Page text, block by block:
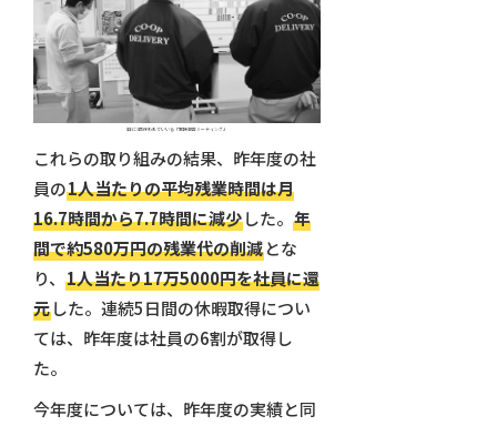
1日に3回行われていいる「定時報告ミーティング」
これらの取り組みの結果、昨年度の社
員の1人当たりの平均残業時間は月
16.7時間から7.7時間に減少した。 年
間で約580万円の残業代の削減とな
り、 1人当たり17万5000円を社員に還
元した。連続5日間の休暇取得につい
ては、昨年度は社員の6割が取得し
た。
今年度については、昨年度の実績と同